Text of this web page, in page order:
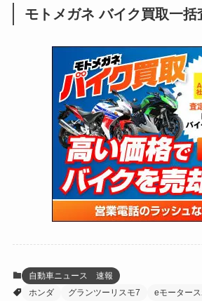
(31)
(51)
(34)
(5)
(12)
(63)
(109)
(24)
(16)
(25)
(24)
(47)
(15)
(5)
(64)
(16)
(62)
(4)
(6)
(17)
(5)
(27)
(249)
(12)
(131)
(38)
(131)
(167)
(85)
(21)
(61)
(171)
(98)
(13)
(60)
(274)
(171)
(38)
(47)
(59)
(41)
(66)
(16)
(141)
(255)
(1,141)
(166)
(23)
(33)
(34)
(35)
(41)
(415)
(16)
(137)
(73)
(2,744)
(126)
(170)
(171)
(1,605)
(147)
(13)
(19)
(12)
(16)
(4)
モトメガネ バイク買取一括
自動車ニュース 速報
ホンダ
グランツーリスモ7
eモーター